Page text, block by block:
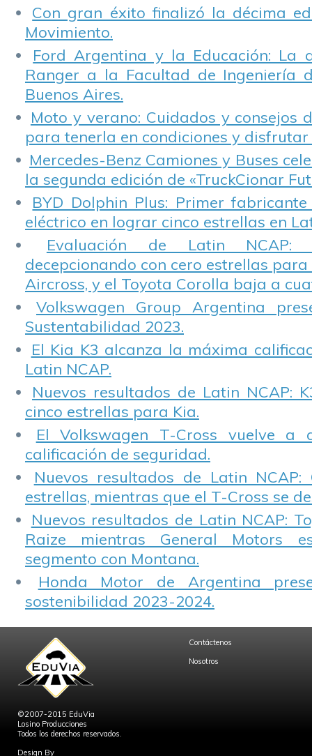
Con gran éxito finalizó la décima
Movimiento.
Ford Argentina y la Educación: La
Ranger a la Facultad de Ingeniería
Buenos Aires.
Moto y verano: Cuidados y consejos
para tenerla en condiciones y disfrutar
Mercedes-Benz Camiones y Buses
la segunda edición de «TruckCionar
BYD Dolphin Plus: Primer
eléctrico en lograr cinco estrellas en
Evaluación de Latin NCAP:
decepcionando con cero estrellas para
Aircross, y el Toyota Corolla baja a
Volkswagen Group Argentina
Sustentabilidad 2023.
El Kia K3 alcanza la máxima
Latin NCAP.
Nuevos resultados de Latin NCAP:
cinco estrellas para Kia.
El Volkswagen T-Cross vuelve a
calificación de seguridad.
Nuevos resultados de Latin NCAP:
estrellas, mientras que el T-Cross se
Nuevos resultados de Latin NCAP:
Raize mientras General Motors
segmento con Montana.
Honda Motor de Argentina
sostenibilidad 2023-2024.
©2007-2015 EduVia
Losino Producciones
Todos los derechos reservados.
Design By
Contáctenos
Nosotros